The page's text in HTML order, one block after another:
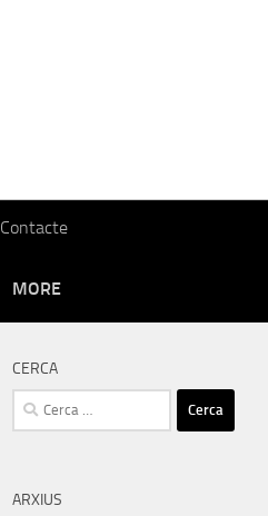
Contacte
MORE
CERCA
Cerca:
ARXIUS